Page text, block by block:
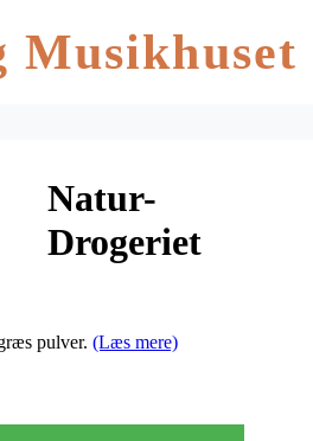
Musikhuset
Natur-
Drogeriet
Ø Hvede- Og
Pulver – 150 G
pulver. (Læs mere)